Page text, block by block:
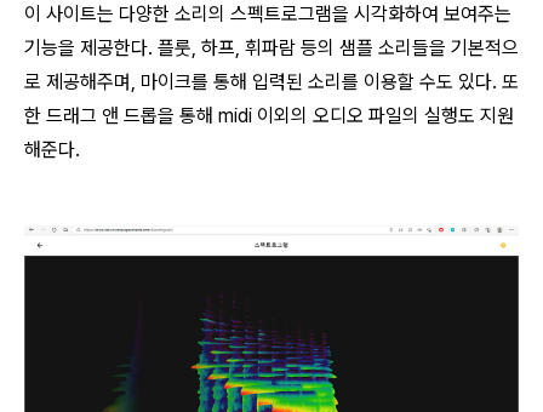
이 사이트는 다양한 소리의 스펙트로그램을 시각화하여 보여주는
기능을 제공한다. 플룻, 하프, 휘파람 등의 샘플 소리들을 기본적으
로 제공해주며, 마이크를 통해 입력된 소리를 이용할 수도 있다. 또
한 드래그 앤 드롭을 통해 midi 이외의 오디오 파일의 실행도 지원
해준다.